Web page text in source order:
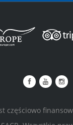
częściowo